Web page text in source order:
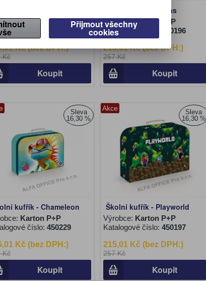
Karton P+P
číslo:
Kč (bez DPH:)
Kč
Koupit
Školní kufřík - Pegas
Výrobce:Karton P+P
Katalogové číslo:
450196
215,01 Kč (bez DPH:)
257 Kč
Koupit
Sleva
16,30 %
kufřík - Chameleon
Karton P+P
číslo: 450229
Kč (bez DPH:)
Kč
Koupit
Akce
Sleva
16,30 %
Školní kufřík - Playworld
Výrobce: Karton P+P
Katalogové číslo:450197
215,01 Kč (bez DPH:)
257 Kč
Koupit
Přijmout všechny
cookies